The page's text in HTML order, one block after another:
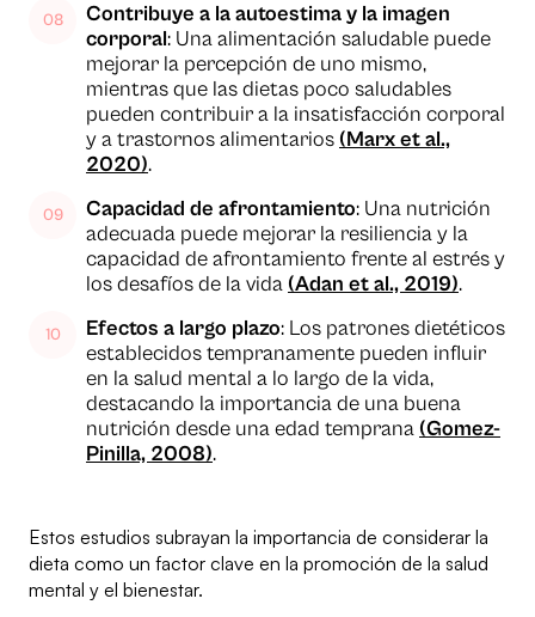
Contribuye a la autoestima y la imagen
corporal: Una alimentación saludable puede
mejorar la percepción de uno mismo,
mientras que las dietas poco saludables
pueden contribuir a la insatisfacción corporal
y a trastornos alimentarios (Marx et al.,
2020).
Capacidad de afrontamiento: Una nutrición
adecuada puede mejorar la resiliencia y la
capacidad de afrontamiento frente al estrés y
los desafíos de la vida (Adan et al., 2019).
Efectos a largo plazo: Los patrones dietéticos
establecidos tempranamente pueden influir
en la salud mental a lo largo de la vida,
destacando la importancia de una buena
nutrición desde una edad temprana (Gomez-
Pinilla, 2008).
Estos estudios subrayan la importancia de considerar la
dieta como un factor clave en la promoción de la salud
mental y el bienestar.